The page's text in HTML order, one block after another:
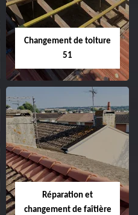
Changement de toiture
51
Changement de
toiture 51
Réparation et
changement de faîtière